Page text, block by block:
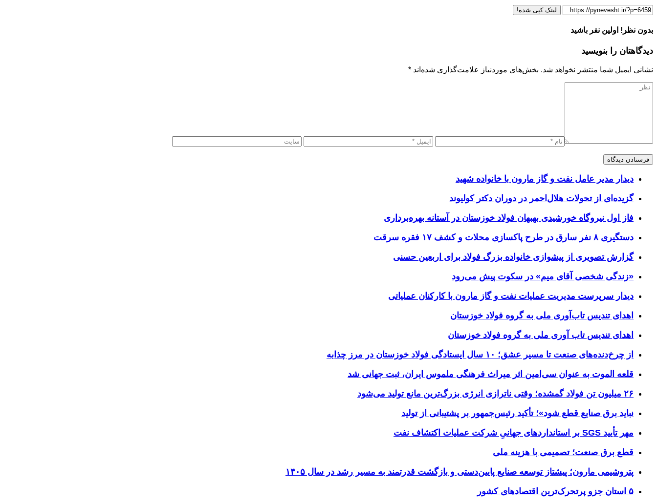
لینک کپی شده!
بدون نظر! اولین نفر باشید
دیدگاهتان را بنویسید
نشانی ایمیل شما منتشر نخواهد شد. بخش‌های موردنیاز علامت‌گذاری شده‌اند *
دیدار مدیر عامل نفت و گاز مارون با خانواده شهید
گزیده‌ای از تحولات هلال‌احمر در دوران دکتر کولیوند
فاز اول نیروگاه خورشیدی بهبهان فولاد خوزستان در آستانه بهره‌برداری
دستگیری ۸ نفر سارق در طرح پاکسازی محلات و کشف ۱۷ فقره سرقت
گزارش تصویری از پیشوازی خانواده بزرگ فولاد برای اربعین حسنی
«زندگی شخصی آقای میم» در سکوت پیش می‌رود
دیدار سرپرست مدیریت عملیات نفت و گاز مارون با کارکنان عملیاتی
اهدای تندیس تاب‌آوری ملی به گروه فولاد خوزستان
اهدای تندیس تاب آوری ملی به گروه فولاد خوزستان
از چرخ‌دنده‌های صنعت تا مسیر عشق؛ ۱۰ سال ایستادگی فولاد خوزستان در مرز چذابه
قلعه الموت به عنوان سی‌امین اثر میراث‌ فرهنگی ملموس ایران، ثبت جهانی شد
۲۶ میلیون تن فولاد گمشده؛ وقتی ناترازی انرژی بزرگ‌ترین مانع تولید می‌شود
نباید برق صنایع قطع شود»؛ تأکید رئیس‌جمهور بر پشتیبانی از تولید
مهر تأیید SGS بر استانداردهای جهانیِ شرکت عملیات اکتشاف نفت
قطع برق صنعت؛ تصمیمی با هزینه ملی
پتروشیمی مارون؛ پیشتاز توسعه صنایع پایین‌دستی و بازگشت قدرتمند به مسیر رشد در سال ۱۴۰۵
۵ استان جزو پرتحرک‌ترین اقتصاد‌های کشور